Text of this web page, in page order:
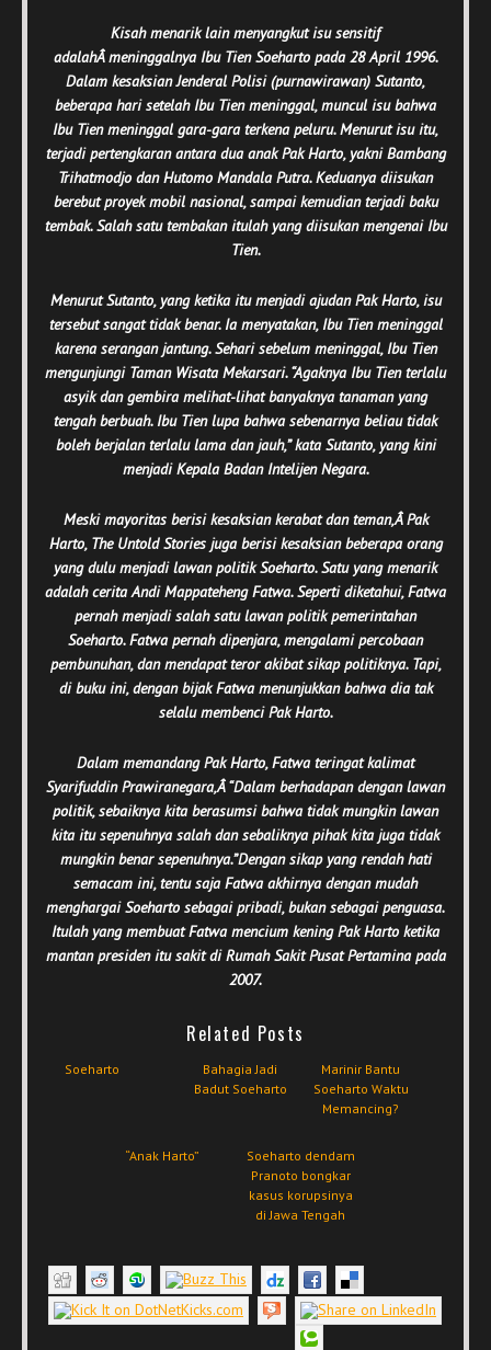
Kisah menarik lain menyangkut isu sensitif
adalahÂmeninggalnya Ibu Tien Soeharto pada 28 April 1996.
Dalam kesaksian Jenderal Polisi (purnawirawan) Sutanto,
beberapa hari setelah Ibu Tien meninggal, muncul isu bahwa
Ibu Tien meninggal gara-gara terkena peluru. Menurut isu itu,
terjadi pertengkaran antara dua anak Pak Harto, yakni Bambang
Trihatmodjo dan Hutomo Mandala Putra. Keduanya diisukan
berebut proyek mobil nasional, sampai kemudian terjadi baku
tembak. Salah satu tembakan itulah yang diisukan mengenai Ibu
Tien.
Menurut Sutanto, yang ketika itu menjadi ajudan Pak Harto, isu
tersebut sangat tidak benar. Ia menyatakan, Ibu Tien meninggal
karena serangan jantung. Sehari sebelum meninggal, Ibu Tien
mengunjungi Taman Wisata Mekarsari. “Agaknya Ibu Tien terlalu
asyik dan gembira melihat-lihat banyaknya tanaman yang
tengah berbuah. Ibu Tien lupa bahwa sebenarnya beliau tidak
boleh berjalan terlalu lama dan jauh,” kata Sutanto, yang kini
menjadi Kepala Badan Intelijen Negara.
Meski mayoritas berisi kesaksian kerabat dan teman,ÂPak
Harto, The Untold Stories juga berisi kesaksian beberapa orang
yang dulu menjadi lawan politik Soeharto. Satu yang menarik
adalah cerita Andi Mappateheng Fatwa. Seperti diketahui, Fatwa
pernah menjadi salah satu lawan politik pemerintahan
Soeharto. Fatwa pernah dipenjara, mengalami percobaan
pembunuhan, dan mendapat teror akibat sikap politiknya. Tapi,
di buku ini, dengan bijak Fatwa menunjukkan bahwa dia tak
selalu membenci Pak Harto.
Dalam memandang Pak Harto, Fatwa teringat kalimat
Syarifuddin Prawiranegara,Â“Dalam berhadapan dengan lawan
politik, sebaiknya kita berasumsi bahwa tidak mungkin lawan
kita itu sepenuhnya salah dan sebaliknya pihak kita juga tidak
mungkin benar sepenuhnya.”Dengan sikap yang rendah hati
semacam ini, tentu saja Fatwa akhirnya dengan mudah
menghargai Soeharto sebagai pribadi, bukan sebagai penguasa.
Itulah yang membuat Fatwa mencium kening Pak Harto ketika
mantan presiden itu sakit di Rumah Sakit Pusat Pertamina pada
2007.
Related Posts
Soeharto
Bahagia Jadi
Badut Soeharto
Marinir Bantu
Soeharto Waktu
Memancing?
“Anak Harto”
Soeharto dendam
Pranoto bongkar
kasus korupsinya
di Jawa Tengah